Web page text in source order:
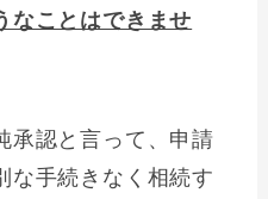
なことはできませ
承認と言って、申請
な手続きなく相続す